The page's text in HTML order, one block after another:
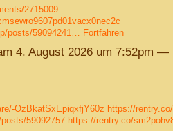
2715009
posts/59094241…
Fortfahren
4. August 2026 um 7:52pm —
OzBkatSxEpiqxfjY60z https://
59092757 https://rentry.co/